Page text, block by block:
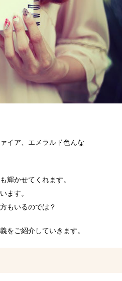
イア、エメラルド色んな
輝かせてくれます。
ます。
もいるのでは？
をご紹介していきます。